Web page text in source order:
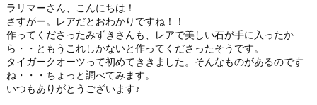
ラリマーさん、こんにちは！
さすがー。レアだとおわかりですね！！
作ってくださったみずきさんも、レアで美しい石が手に入ったか
ら・・ともうこれしかないと作ってくださったそうです。
タイガークオーツって初めてききました。そんなものがあるのです
ね・・・ちょっと調べてみます。
いつもありがとうございます♪